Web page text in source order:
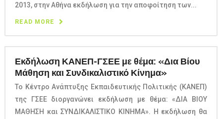
2013, στην Αθήνα εκδήλωση για την αποφοίτηση των...
READ MORE
Εκδήλωση ΚΑΝΕΠ-ΓΣΕΕ με θέμα: «Δια Βίου
Μάθηση και Συνδικαλιστικό Κίνημα»
Το Κέντρο Ανάπτυξης Εκπαιδευτικής Πολιτικής (ΚΑΝΕΠ)
της ΓΣΕΕ διοργανώνει εκδήλωση με θέμα: «ΔΙΑ ΒΙΟΥ
ΜΑΘΗΣΗ και ΣΥΝΔΙΚΑΛΙΣΤΙΚΟ ΚΙΝΗΜΑ». Η εκδήλωση θα